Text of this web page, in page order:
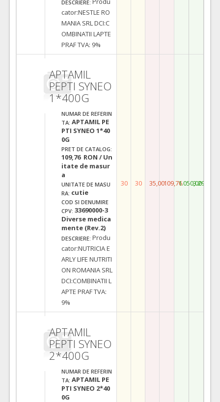
DESCRIERE:
cator:NESTLE RO
MANIA SRL DCI:C
OMBINATII LAPTE
PRAF TVA: 9%
APTAMIL
PEPTI SYNEO
1*400G
NUMAR DE REFERIN
TA: APTAMIL PE
PTI SYNEO 1*40
0G
PRET DE CATALOG:
109,76 RON / Un
itate de masur
a
UNITATE DE MASU
RA: cutie
COD SI DENUMIRE
CPV: 33690000-3
Diverse medica
mente (Rev.2)
DESCRIERE: Produ
cator:NUTRICIA E
ARLY LIFE NUTRITI
ON ROMANIA SRL
DCI:COMBINATII L
APTE PRAF TVA:
9%
30 30 35,00109,761.050,003.292,80
APTAMIL
PEPTI SYNEO
2*400G
NUMAR DE REFERIN
TA: APTAMIL PE
PTI SYNEO 2*40
0G